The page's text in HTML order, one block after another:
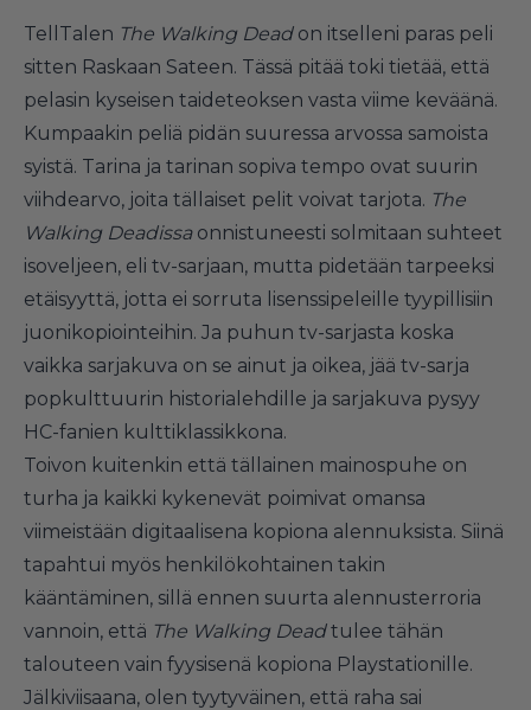
TellTalen The Walking Dead on itselleni paras peli
sitten Raskaan Sateen. Tässä pitää toki tietää, että
pelasin kyseisen taideteoksen vasta viime keväänä.
Kumpaakin peliä pidän suuressa arvossa samoista
syistä. Tarina ja tarinan sopiva tempo ovat suurin
viihdearvo, joita tällaiset pelit voivat tarjota. The
Walking Deadissaonnistuneesti solmitaan suhteet
isoveljeen, eli tv-sarjaan, mutta pidetään tarpeeksi
etäisyyttä, jotta ei sorruta lisenssipeleille tyypillisiin
juonikopiointeihin. Ja puhun tv-sarjasta koska
vaikka sarjakuva on se ainut ja oikea, jää tv-sarja
popkulttuurin historialehdille ja sarjakuva pysyy
HC-fanien kulttiklassikkona.
Toivon kuitenkin että tällainen mainospuhe on
turha ja kaikki kykenevät poimivat omansa
viimeistään digitaalisena kopiona alennuksista. Siinä
tapahtui myös henkilökohtainen takin
kääntäminen, sillä ennen suurta alennusterroria
vannoin, että The Walking Deadtulee tähän
talouteen vain fyysisenä kopiona Playstationille.
Jälkiviisaana, olen tyytyväinen, että raha sai